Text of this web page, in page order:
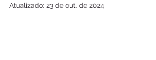
Atualizado: 23 de out. de 2024